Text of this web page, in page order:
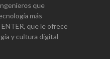
que
más
que le ofrece
y cultura digital